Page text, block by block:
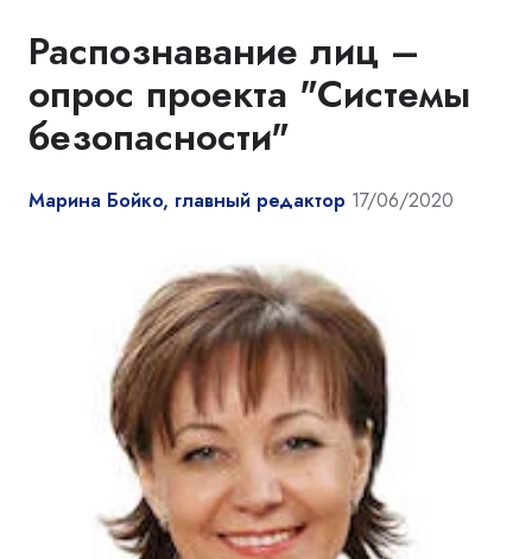
Распознавание лиц –
опрос проекта "Системы
безопасности"
Марина Бойко, главный редактор 17/06/2020